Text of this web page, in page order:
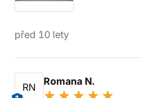
před 10 lety
RN Romana N.